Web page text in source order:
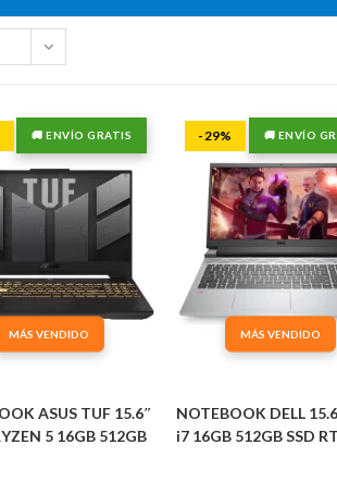
MÁS VENDIDO
🚚 ENVÍO GRATIS
ASUS TUF 15.6″
5 16GB 512GB
MÁS VENDIDO
🚚 ENVÍO
-29%
NOTEBOOK DELL
i7 16GB 512GB SSD